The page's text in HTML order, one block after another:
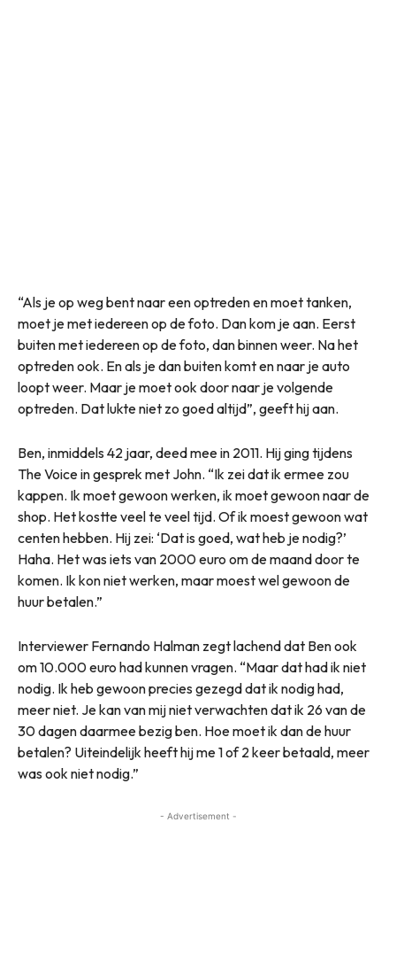
“Als je op weg bent naar een optreden en moet tanken,
moet je met iedereen op de foto. Dan kom je aan. Eerst
buiten met iedereen op de foto, dan binnen weer. Na het
optreden ook. En als je dan buiten komt en naar je auto
loopt weer. Maar je moet ook door naar je volgende
optreden. Dat lukte niet zo goed altijd”, geeft hij aan.
Ben, inmiddels 42 jaar, deed mee in 2011. Hij ging tijdens
The Voice in gesprek met John. “Ik zei dat ik ermee zou
kappen. Ik moet gewoon werken, ik moet gewoon naar de
shop. Het kostte veel te veel tijd. Of ik moest gewoon wat
centen hebben. Hij zei: ‘Dat is goed, wat heb je nodig?’
Haha. Het was iets van 2000 euro om de maand door te
komen. Ik kon niet werken, maar moest wel gewoon de
huur betalen.”
Interviewer Fernando Halman zegt lachend dat Ben ook
om 10.000 euro had kunnen vragen. “Maar dat had ik niet
nodig. Ik heb gewoon precies gezegd dat ik nodig had,
meer niet. Je kan van mij niet verwachten dat ik 26 van de
30 dagen daarmee bezig ben. Hoe moet ik dan de huur
betalen? Uiteindelijk heeft hij me 1 of 2 keer betaald, meer
was ook niet nodig.”
- Advertisement -